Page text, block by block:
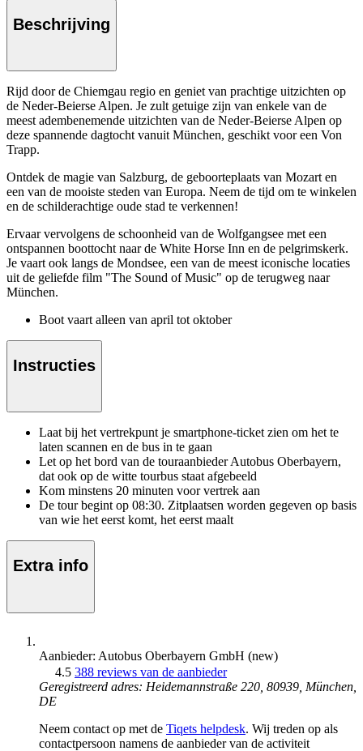
Beschrijving
Rijd door de Chiemgau regio en geniet van prachtige uitzichten op
de Neder-Beierse Alpen. Je zult getuige zijn van enkele van de
meest adembenemende uitzichten van de Neder-Beierse Alpen op
deze spannende dagtocht vanuit München, geschikt voor een Von
Trapp.
Ontdek de magie van Salzburg, de geboorteplaats van Mozart en
een van de mooiste steden van Europa. Neem de tijd om te winkelen
en de schilderachtige oude stad te verkennen!
Ervaar vervolgens de schoonheid van de Wolfgangsee met een
ontspannen boottocht naar de White Horse Inn en de pelgrimskerk.
Je vaart ook langs de Mondsee, een van de meest iconische locaties
uit de geliefde film "The Sound of Music" op de terugweg naar
München.
Boot vaart alleen van april tot oktober
Instructies
Laat bij het vertrekpunt je smartphone-ticket zien om het te
laten scannen en de bus in te gaan
Let op het bord van de touraanbieder Autobus Oberbayern,
dat ook op de witte tourbus staat afgebeeld
Kom minstens 20 minuten voor vertrek aan
De tour begint op 08:30. Zitplaatsen worden gegeven op basis
van wie het eerst komt, het eerst maalt
Extra info
Aanbieder: Autobus Oberbayern GmbH (new)
4.5 388 reviews van de aanbieder
Geregistreerd adres: Heidemannstraße 220, 80939, München,
DE
Neem contact op met de Tiqets helpdesk. Wij treden op als
contactpersoon namens de aanbieder van de activiteit